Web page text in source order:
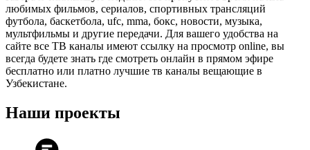
любимых фильмов, сериалов, спортивных трансляций
футбола, баскетбола, ufc, mma, бокс, новости, музыка,
мультфильмы и другие передачи. Для вашего удобства на
сайте все ТВ каналы имеют ссылку на просмотр online, вы
всегда будете знать где смотреть онлайн в прямом эфире
бесплатно или платно лучшие тв каналы вещающие в
Узбекистане.
Наши проекты